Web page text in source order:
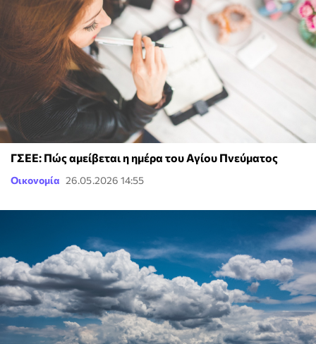
ΓΣΕΕ: Πώς αμείβεται η ημέρα του Αγίου Πνεύματος
Οικονομία 26.05.2026 14:55